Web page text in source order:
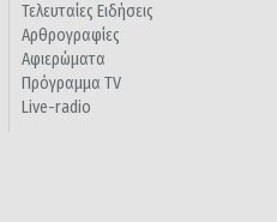
Τελευταίες Ειδήσεις
Αρθρογραφίες
Αφιερώματα
Πρόγραμμα TV
Live-radio